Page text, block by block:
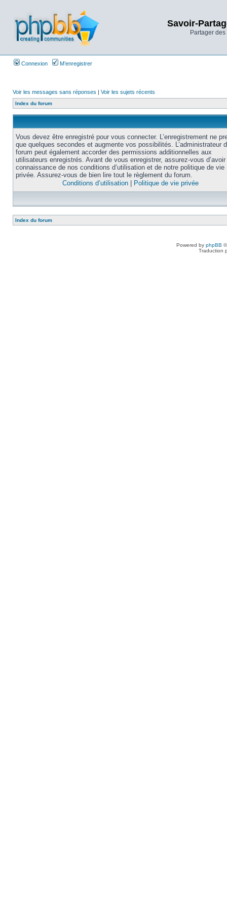
Savoir-
Partager
Connexion M’enregistrer
Voir les messages sans réponses | Voir les sujets récents
Index du forum
Vous devez être enregistré pour vous connecter. L’enregistrement ne
que quelques secondes et augmente vos possibilités. L’administrateur
forum peut également accorder des permissions additionnelles aux
utilisateurs enregistrés. Avant de vous enregistrer, assurez-vous
connaissance de nos conditions d’utilisation et de notre politique de vie
privée. Assurez-vous de bien lire tout le règlement du forum.
Conditions d’utilisation
Politique de vie privée
Index du forum
Powered by phpBB
Traduction